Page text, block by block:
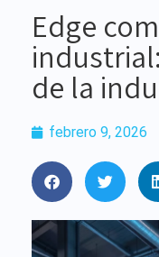
Edge
de la
febrero 9, 2026